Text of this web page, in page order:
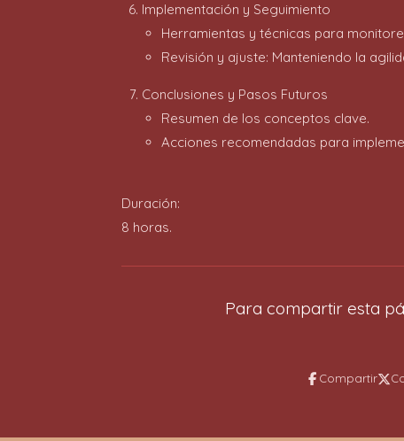
Implementación y Seguimiento
Herramientas y técnicas para
Revisión y ajuste: Manteniendo la
Conclusiones y Pasos Futuros
Resumen de los conceptos clave.
Acciones recomendadas para
Duración:
8 horas.
Para compartir esta
Compartir